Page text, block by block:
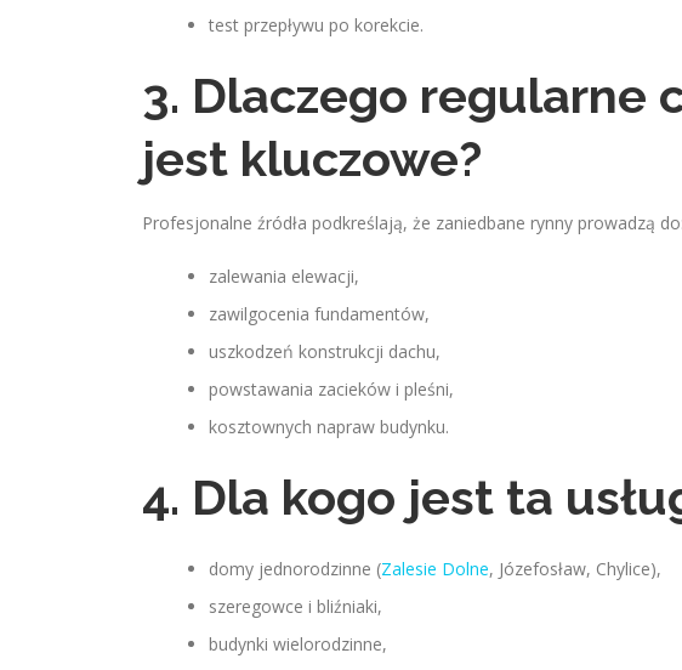
test przepływu po korekcie.
3. Dlaczego regularne
jest kluczowe?
Profesjonalne źródła podkreślają, że zaniedbane rynny prowadzą do:
zalewania elewacji,
zawilgocenia fundamentów,
uszkodzeń konstrukcji dachu,
powstawania zacieków i pleśni,
kosztownych napraw budynku.
4. Dla kogo jest ta
domy jednorodzinne (Zalesie Dolne, Józefosław, Chylice),
szeregowce i bliźniaki,
budynki wielorodzinne,